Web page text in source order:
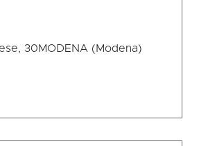
30MODENA (Modena)